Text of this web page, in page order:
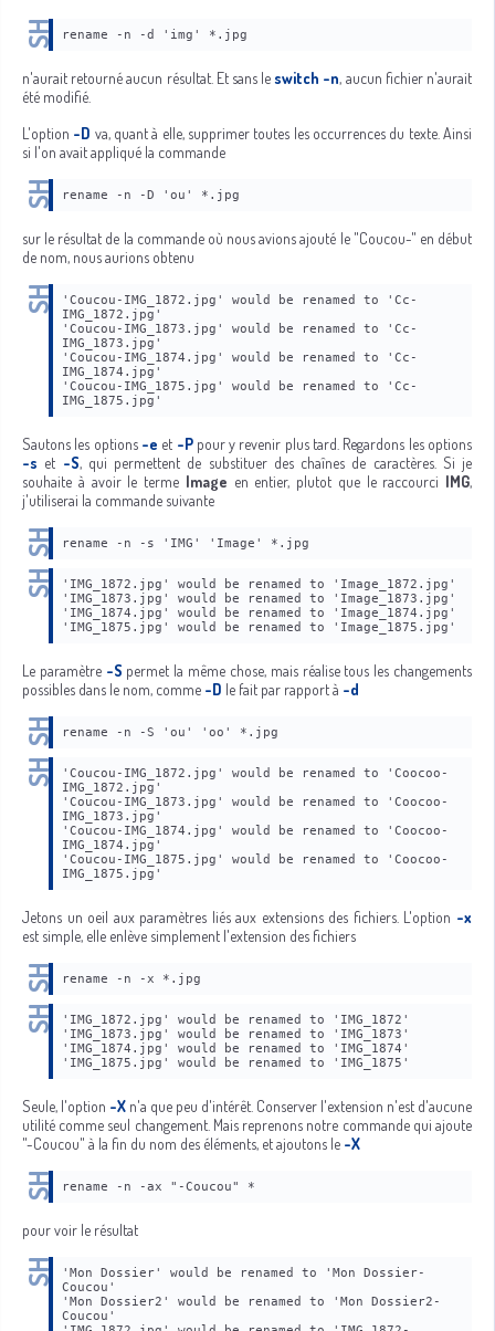
rename -n -d 'img' *.jpg
n'aurait retourné aucun résultat. Et sans leswitch -n, aucun fichier n'aurait
été modifié.
L'option -D va, quant à elle, supprimer toutes les occurrences du texte. Ainsi
si l'on avait appliqué la commande
rename -n -D 'ou' *.jpg
sur le résultat de la commande où nous avions ajouté le "Coucou-" en début
de nom, nous aurions obtenu
'Coucou-IMG_1872.jpg' would be renamed to 'Cc-
IMG_1872.jpg'
'Coucou-IMG_1873.jpg' would be renamed to 'Cc-
IMG_1873.jpg'
'Coucou-IMG_1874.jpg' would be renamed to 'Cc-
IMG_1874.jpg'
'Coucou-IMG_1875.jpg' would be renamed to 'Cc-
IMG_1875.jpg'
Sautons les options -e et -Ppour y revenir plus tard. Regardons les options
-s et -S, qui permettent de substituer des chaînes de caractères. Si je
souhaite à avoir le terme Image en entier, plutot que le raccourci IMG,
j'utiliserai la commande suivante
rename -n -s 'IMG' 'Image' *.jpg
'IMG_1872.jpg' would be renamed to 'Image_1872.jpg'
'IMG_1873.jpg' would be renamed to 'Image_1873.jpg'
'IMG_1874.jpg' would be renamed to 'Image_1874.jpg'
'IMG_1875.jpg' would be renamed to 'Image_1875.jpg'
Le paramètre -S permet la même chose, mais réalise tous les changements
possibles dans le nom, comme -D le fait par rapport à -d
rename -n -S 'ou' 'oo' *.jpg
'Coucou-IMG_1872.jpg' would be renamed to 'Coocoo-
IMG_1872.jpg'
'Coucou-IMG_1873.jpg' would be renamed to 'Coocoo-
IMG_1873.jpg'
'Coucou-IMG_1874.jpg' would be renamed to 'Coocoo-
IMG_1874.jpg'
'Coucou-IMG_1875.jpg' would be renamed to 'Coocoo-
IMG_1875.jpg'
Jetons un oeil aux paramètres liés aux extensions des fichiers. L'option -x
est simple, elle enlève simplement l'extension des fichiers
rename -n -x *.jpg
'IMG_1872.jpg' would be renamed to 'IMG_1872'
'IMG_1873.jpg' would be renamed to 'IMG_1873'
'IMG_1874.jpg' would be renamed to 'IMG_1874'
'IMG_1875.jpg' would be renamed to 'IMG_1875'
Seule, l'option -X n'a que peu d'intérêt. Conserver l'extension n'est d'aucune
utilité comme seul changement. Mais reprenons notre commande qui ajoute
"-Coucou" à la fin du nom des éléments, et ajoutons le -X
rename -n -ax "-Coucou" *
pour voir le résultat
'Mon Dossier' would be renamed to 'Mon Dossier-
Coucou'
'Mon Dossier2' would be renamed to 'Mon Dossier2-
Coucou'